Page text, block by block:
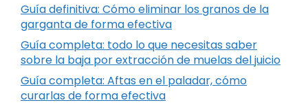
Guía definitiva: Cómo eliminar los granos de la
garganta de forma efectiva
Guía completa: todo lo que necesitas saber
sobre la baja por extracción de muelas del juicio
Guía completa: Aftas en el paladar, cómo
curarlas de forma efectiva